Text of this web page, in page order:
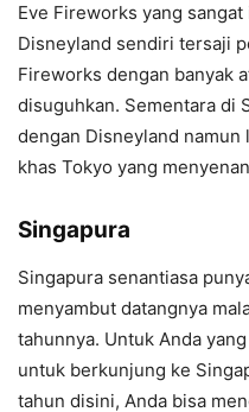
Eve Fireworks yang
Disneyland sendiri tersaji
Fireworks dengan banyak
disuguhkan. Sementara di
dengan Disneyland
khas Tokyo yang
Singapura
Singapura senantiasa
menyambut datangnya
tahunnya. Untuk Anda
untuk berkunjung ke
tahun disini, Anda bisa